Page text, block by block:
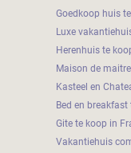
Goedkoop huis
Luxe
Herenhuis te
Maison de
Kasteel en
Bed en
Gite te koop in
Vakantiehuis